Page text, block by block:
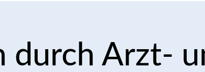
durch Arzt-